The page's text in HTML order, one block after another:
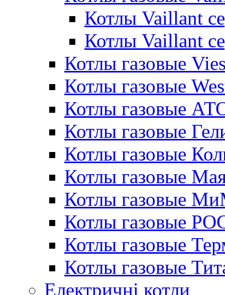
Котлы Vaillant
Котлы Vaillant
Котлы газовые
Котлы газовые
Котлы газовые
Котлы газовые
Котлы газовые
Котлы газовые
Котлы газовые
Котлы газовые
Котлы газовые
Котлы газовые
Електричні котли